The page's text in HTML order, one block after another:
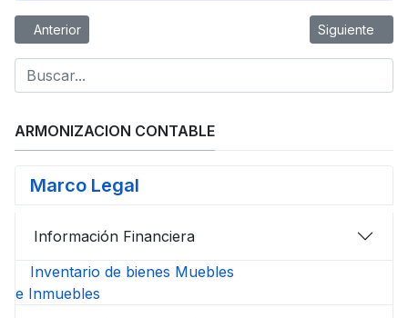
Artículo anterior: Norma para establecer la estructura de
Anterior Artículo
Siguiente
ARMONIZACION CONTABLE
Marco Legal
Información Financiera
Inventario de bienes Muebles
e Inmuebles